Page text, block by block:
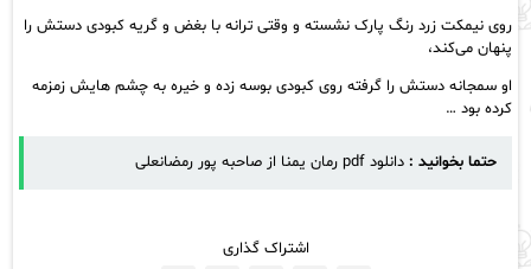
روی نیمکت زرد رنگ پارک نشسته و وقتی ترانه با بغض و گریه کبودی دستش را
پنهان می‌کند،
او سمجانه دستش را گرفته روی کبودی بوسه زده و خیره به چشم هایش زمزمه
کرده بود …
حتما بخوانید : دانلود pdf رمان یمنا از صاحبه پور رمضانعلی
اشتراک گذاری